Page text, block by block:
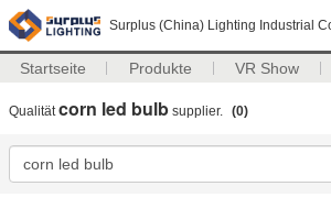
Surplus (China) Lighting Industrial
Startseite Produkte VR Show
Qualitätcorn led bulb supplier. (0)